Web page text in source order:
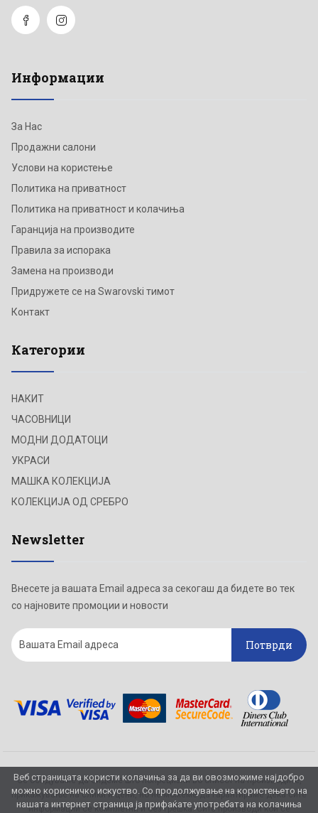
Веб страницата користи колачиња за да ви овозможиме најдобро
можно корисничко искуство. Со продолжување на користењето на
нашата интернет страница ја прифаќате употребата на колачиња
Информации
За Нас
Продажни салони
Услови на користење
Политика на приватност
Политика на приватност и колачиња
Гаранција на производите
Правила за испорака
Замена на производи
Придружете се на Swarovski тимот
Контакт
Категории
НАКИТ
ЧАСОВНИЦИ
МОДНИ ДОДАТОЦИ
УКРАСИ
МАШКА КОЛЕКЦИЈА
КОЛЕКЦИЈА ОД СРЕБРО
Newsletter
Внесете ја вашата Email адреса за секогаш да бидете во тек
со најновите промоции и новости
Потврди
Се обидуваме да бидеме што попрецизни во описот на производите,
прикажување на слики и цени, но не можеме да гарантираме дека сите
информации се комплетни и без грешка. Сите производи кои се